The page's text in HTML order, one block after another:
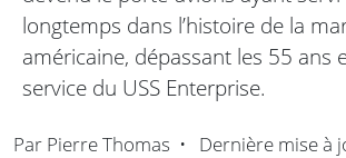
longtemps dans l’histoire de la
américaine, dépassant les 55 ans
service du USS Enterprise.
Par Pierre Thomas • Dernière mise à